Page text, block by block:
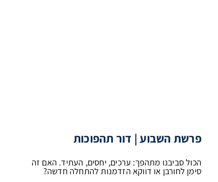
פרשת השבוע | דור תהפוכות
הכול סביבנו מתהפך: ערכים, יחסים, העתיד. האם זה
סימן לחורבן או דווקא הזדמנות להתחלה חדשה?